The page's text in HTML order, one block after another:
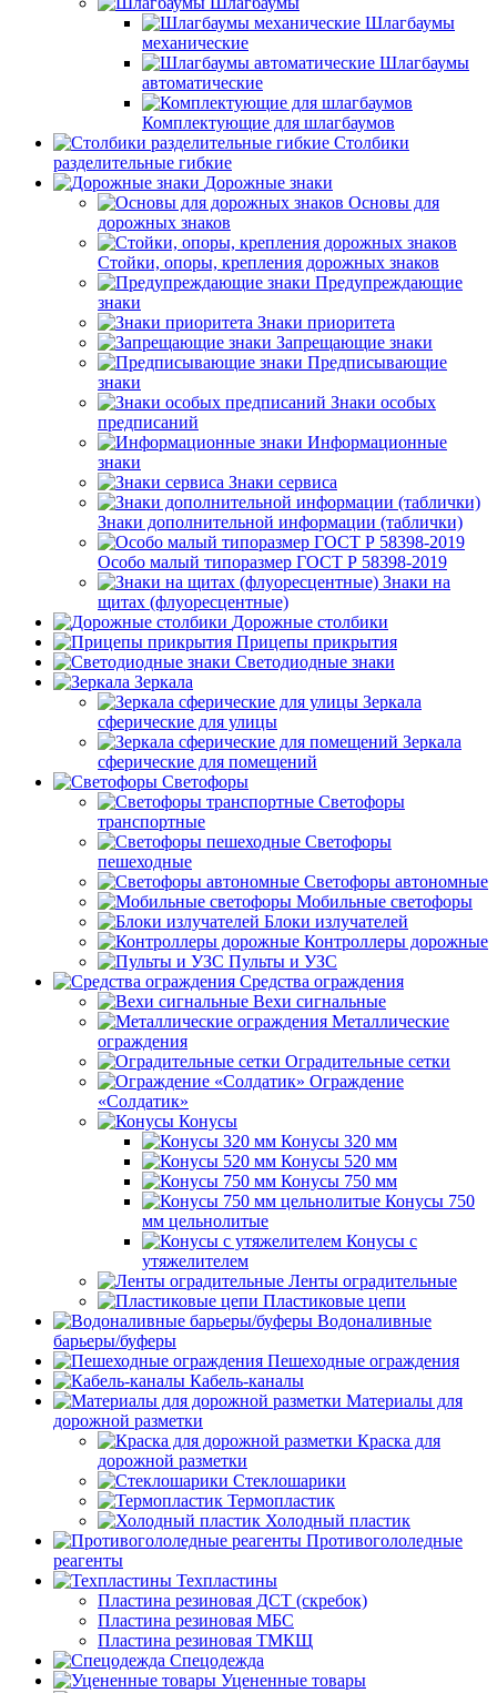
Шлагбаумы
механические
Шлагбаумы
автоматические
Комплектующие для шлагбаумов
Столбики
разделительные гибкие
Дорожные знаки
Основы для
дорожных знаков
Стойки, опоры, крепления дорожных знаков
Предупреждающие
знаки
Знаки приоритета
Запрещающие знаки
Предписывающие
знаки
Знаки особых
предписаний
Информационные
знаки
Знаки сервиса
Знаки дополнительной информации (таблички)
Особо малый типоразмер ГОСТ Р 58398-2019
Знаки на
щитах (флуоресцентные)
Дорожные столбики
Прицепы прикрытия
Светодиодные знаки
Зеркала
Зеркала
сферические для улицы
Зеркала
сферические для помещений
Светофоры
Светофоры
транспортные
Светофоры
пешеходные
Светофоры автономные
Мобильные светофоры
Блоки излучателей
Контроллеры дорожные
Пульты и УЗС
Средства ограждения
Вехи сигнальные
Металлические
ограждения
Оградительные сетки
Ограждение
«Солдатик»
Конусы
Конусы 320 мм
Конусы 520 мм
Конусы 750 мм
Конусы 750
мм цельнолитые
Конусы с
утяжелителем
Ленты оградительные
Пластиковые цепи
Водоналивные
барьеры/буферы
Пешеходные ограждения
Кабель-каналы
Материалы для
дорожной разметки
Краска для
дорожной разметки
Стеклошарики
Термопластик
Холодный пластик
Противогололедные
реагенты
Техпластины
Пластина резиновая ДСТ (скребок)
Пластина резиновая МБС
Пластина резиновая ТМКЩ
Спецодежда
Уцененные товары